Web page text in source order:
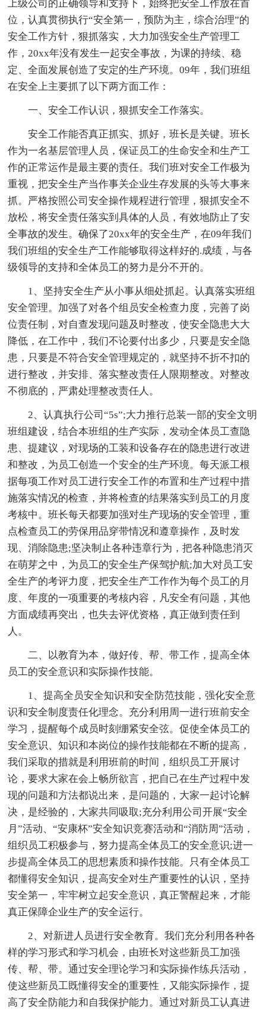
上级公司的正确领导和支持下，始终把安全工作放在首
位，认真贯彻执行“安全第一，预防为主，综合治理”的
安全工作方针，狠抓落实，大力加强安全生产管理工
作，20xx年没有发生一起安全事故，为课的持续、稳
定、全面发展创造了安定的生产环境。09年，我们班组
在安全上主要抓了以下两方面工作：
一、安全工作认识，狠抓安全工作落实。
安全工作能否真正抓实、抓好，班长是关键。班长
作为一名基层管理人员，保证员工的生命安全和生产工
作的正常运作是最主要的责任。我们班对安全工作极为
重视，把安全生产当作事关企业生存发展的头等大事来
抓。严格按照公司安全操作规程进行管理，狠抓安全不
放松，将安全责任落实到具体的人员，有效地防止了安
全事故的发生。确保了20xx年的安全生产，在09年我们
我们班组的安全生产工作能够取得这样好的.成绩，与各
级领导的支持和全体员工的努力是分不开的。
1、坚持安全生产从小事从细处抓起。认真落实班组
安全管理。加强了对各个组员安全检查力度，完善了岗
位责任制，对自查发现问题及时整改，使安全隐患大大
降低，在工作中，我们不论要付出多少，只要是安全隐
患，只要是不符合安全管理规定的，就坚持不折不扣的
进行整改，并安排、落实整改责任人限期整改。对整改
不彻底的，严肃处理整改责任人。
2、认真执行公司“5s”;大力推行总装一部的安全文明
班组建设，结合本班组的生产实际，发动全体员工查隐
患、提建议，对现场的工装和设备存在的隐患进行改进
和整改，为员工创造一个安全的生产环境。每天派工根
据每项工作对员工进行安全工作的布置和生产过程中措
施落实情况的检查，并将检查的结果落实到员工的月度
考核中。班长每天都要加强对生产现场的安全管理，重
点检查员工的劳保用品穿带情况和遵章操作，及时发
现、消除隐患;坚决制止各种违章行为，把各种隐患消灭
在萌芽之中，为员工的安全生产保驾护航;加大对员工安
全生产的考评力度，把安全生产工作作为每个员工的月
度、年度的一项重要的考核内容，凡安全有问题，其他
方面成绩再突出，也失去评优资格，真正做到责任到
人。
二、以教育为本，做好传、帮、带工作，提高全体
员工的安全意识和实际操作技能。
1、提高全员安全知识和安全防范技能，强化安全意
识和安全制度责任化理念。充分利用周一进行班前安全
学习，提醒每个成员时刻绷紧安全弦。促使全体员工的
安全意识、知识和本岗位的操作技能都在不断的提高，
我们采取的措就是利用班前的时间，组织员工开展讨
论，要求大家在会上畅所欲言，把自己在生产过程中发
现的问题和方法都说出来，是问题的，大家一起讨论解
决，是经验的，大家共同吸取;充分利用公司开展“安全
月”活动、“安康杯”安全知识竞赛活动和“消防周”活动，
组织员工积极参与，努力提高全体员工的安全意识;进一
步提高全体员工的思想素质和操作技能。只有全体员工
都懂得安全知识，提高安全对生产重要性的认识，坚持
安全第一，牢牢树立起安全意识，真正警醒起来，才能
真正保障企业生产的安全运行。
2、对新进人员进行安全教育。我们充分利用各种各
样的学习形式和学习机会，由班长对这些新员工加强
传、帮、带。通过安全理论学习和实际操作练兵活动，
使这些新员工既懂得安全的重要性，又能实际操作，提
高了安全防能力和自我保护能力。通过对新员工认真进